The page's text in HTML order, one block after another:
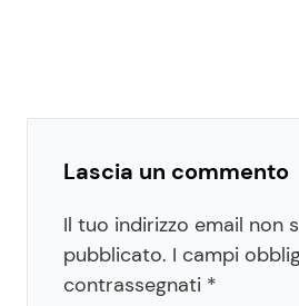
Lascia un commento
Il tuo indirizzo email non
pubblicato. I campi
contrassegnati *